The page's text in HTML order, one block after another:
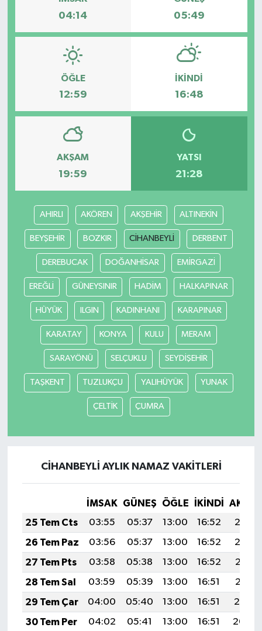
04:14 05:49
ÖĞLE
12:59
İKINDI
16:48
AKŞAM
19:59
YATSI
21:28
AHIRLI AKÖREN AKŞEHİR ALTINEKİN
BEYŞEHİR BOZKIR CİHANBEYLİ DERBENT
DEREBUCAK DOĞANHİSAR EMİRGAZİ
EREĞLİ GÜNEYSINIR HADİM HALKAPINAR
HÜYÜK ILGIN KADINHANI KARAPINAR
KARATAY KONYA KULU MERAM
SARAYÖNÜ SELÇUKLU SEYDİŞEHİR
TAŞKENT TUZLUKÇU YALIHÜYÜK YUNAK
ÇELTİK ÇUMRA
CİHANBEYLİ AYLIK NAMAZ VAKITLERI
İMSAK GÜNEŞ ÖĞLE İKINDI
25 Tem Cts
03:55 05:37 13:00 16:52
20:13
26 Tem Paz
03:56 05:37 13:00 16:52
20:12
27 Tem Pts
03:58 05:38 13:00 16:52
20:11
28 Tem Sal
03:59 05:39 13:00 16:51
20:11
29 Tem Çar
04:00 05:40 13:00 16:51
20:10
30 Tem Per
04:02 05:41 13:00 16:51
20:09